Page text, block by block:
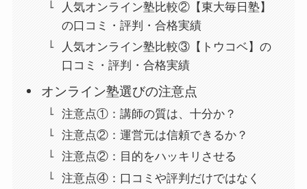
人気オンライン塾比較②【東大毎日塾】
の口コミ・評判・合格実績
人気オンライン塾比較③【トウコベ】の
口コミ・評判・合格実績
オンライン塾選びの注意点
注意点①：講師の質は、十分か？
注意点②：運営元は信頼できるか？
注意点②：目的をハッキリさせる
注意点④：口コミや評判だけではなく